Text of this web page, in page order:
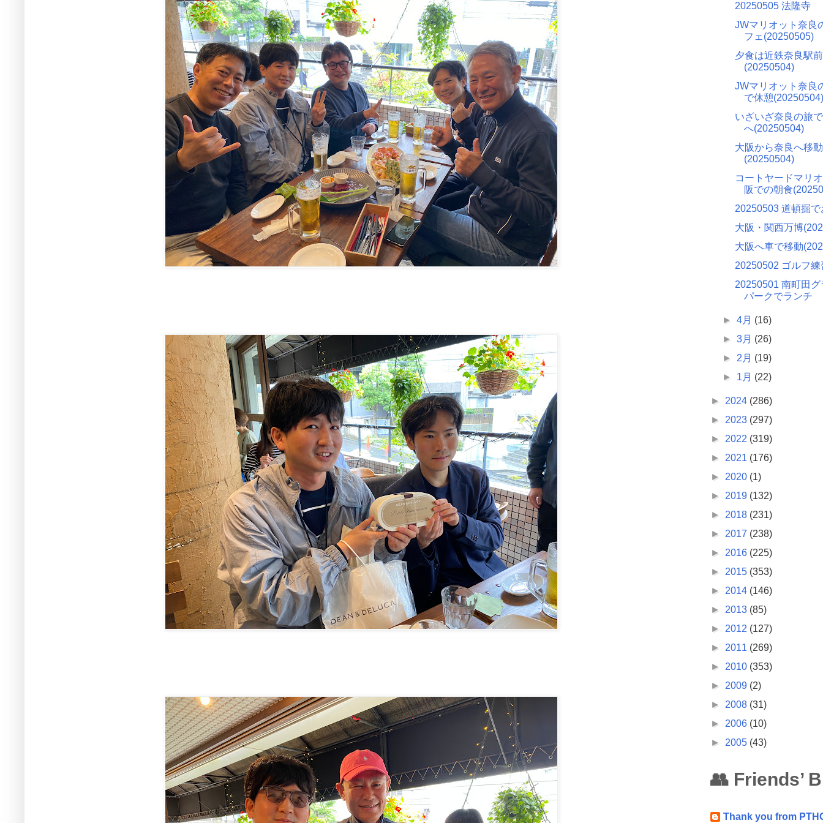
20250505 法隆寺
JWマリオット奈良
フェ(20250505)
夕食は近鉄奈良駅
(20250504)
JWマリオット奈良
で休憩(20250504)
いざいざ奈良の旅
へ(20250504)
大阪から奈良へ移動
(20250504)
コートヤードマリ
阪での朝食
20250503 道頓掘
大阪・関西万博
大阪へ車で移動
20250502 ゴルフ練
20250501 南町田
パークでランチ
►4月 (16)
►3月 (26)
► 2月 (19)
► 1月 (22)
► 2024 (286)
► 2023 (297)
► 2022 (319)
► 2021 (176)
► 2020 (1)
► 2019 (132)
► 2018 (231)
► 2017 (238)
► 2016 (225)
► 2015 (353)
► 2014 (146)
► 2013 (85)
► 2012 (127)
► 2011 (269)
► 2010 (353)
► 2009 (2)
► 2008 (31)
► 2006 (10)
► 2005 (43)
👥 Friends’
Thank you from